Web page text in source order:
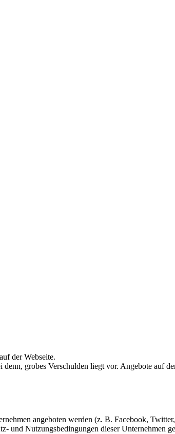
der Webseite.
grobes Verschulden liegt vor. Angebote auf
angeboten werden (z. B. Facebook,
und Nutzungsbedingungen dieser Unternehmen